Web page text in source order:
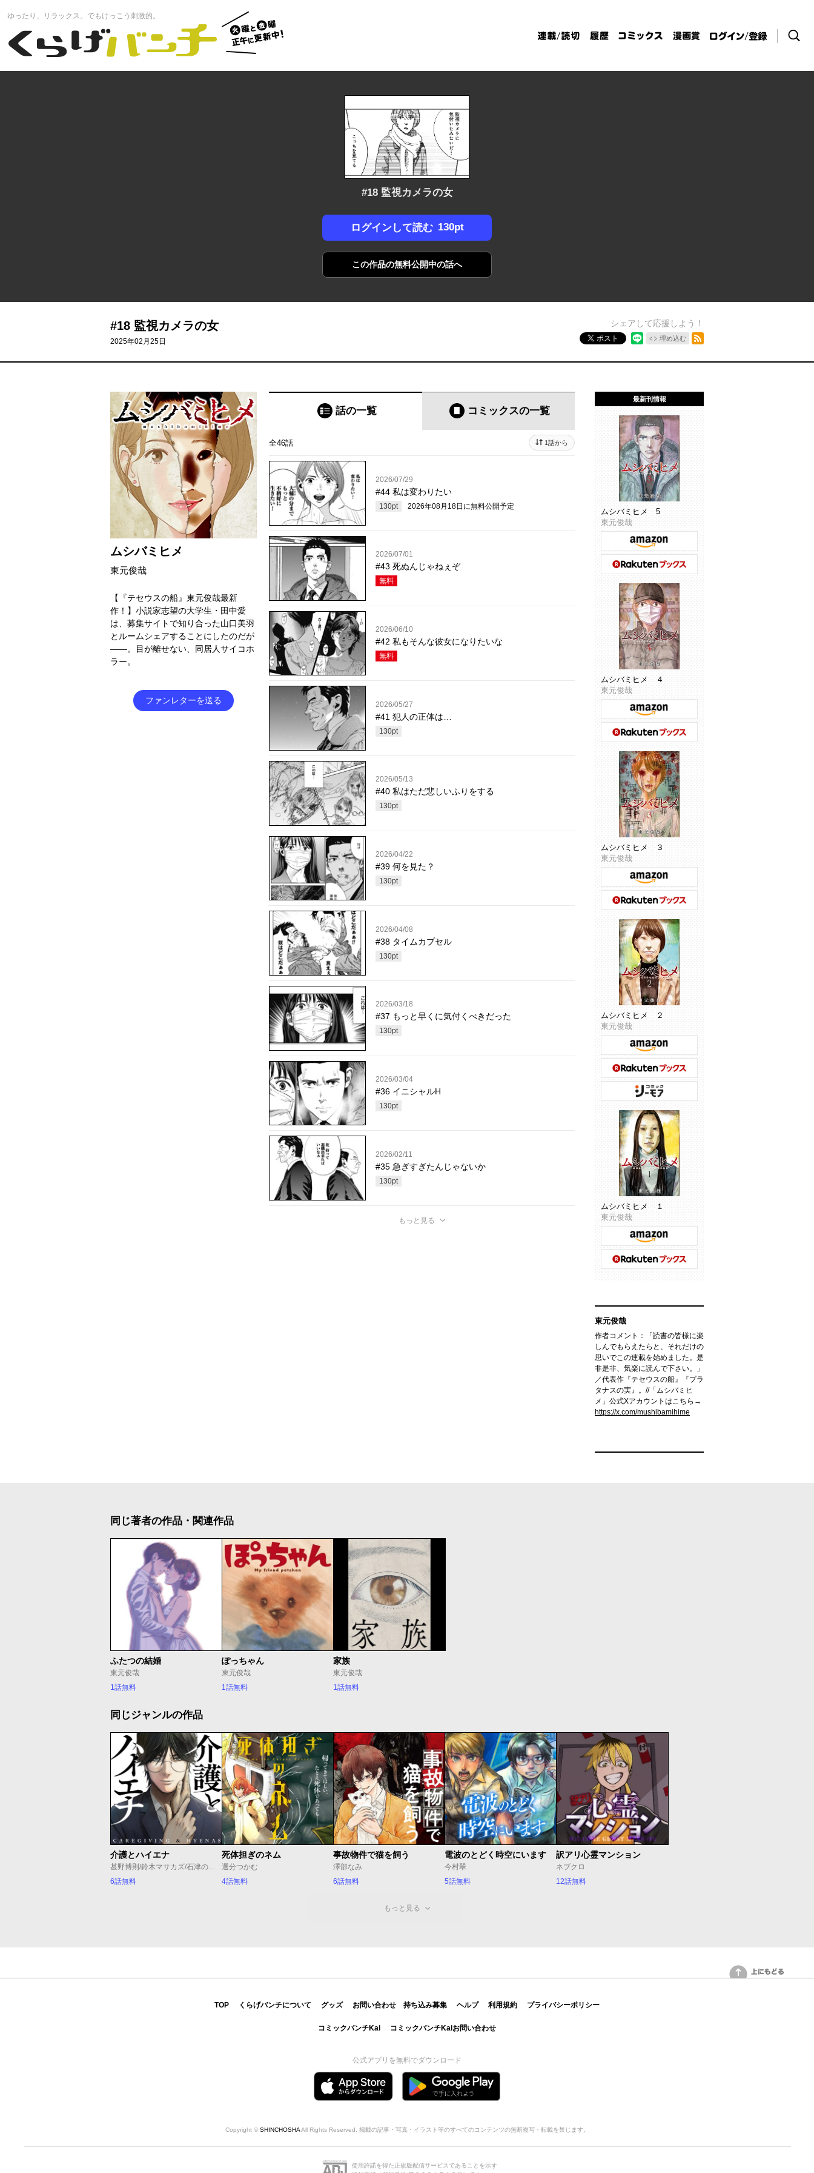
くらげバンチ
火曜と金
曜正午に
更新中！
ゆったり、リラックス。でもけっこう刺激的。
連載/読切 履歴 コミックス 漫画賞
ログイン / 登
録
検索
#18 監視カメラの女
ログインして読む 130pt
この作品の無料公開中の話へ
#18 監視カメラの女
2025年02月25日
シェアして応援しよう！
ポスト 埋め込む
ムシバミヒメ
東元俊哉
【『テセウスの船』東元俊哉最新
作！】小説家志望の大学生・田中愛
は、募集サイトで知り合った山口美羽
とルームシェアすることにしたのだが
――。目が離せない、同居人サイコホ
ラー。
ファンレターを送る
話の一覧 コミックスの一覧
全46話 1話から
2026/07/29
#44 私は変わりたい
130pt 2026年08月18日 に無料公開予定
2026/07/01
#43 死ぬんじゃねぇぞ
無料
2026/06/10
#42 私もそんな彼女になりたいな
無料
2026/05/27
#41 犯人の正体は…
130pt
2026/05/13
#40 私はただ悲しいふりをする
130pt
2026/04/22
#39 何を見た？
130pt
2026/04/08
#38 タイムカプセル
130pt
2026/03/18
#37 もっと早くに気付くべきだった
130pt
2026/03/04
#36 イニシャルH
130pt
2026/02/11
#35 急ぎすぎたんじゃないか
130pt
もっと見る
最新刊情報
ムシバミヒメ 5
東元俊哉
ムシバミヒメ ４
東元俊哉
ムシバミヒメ ３
東元俊哉
ムシバミヒメ ２
東元俊哉
ムシバミヒメ １
東元俊哉
東元俊哉
作者コメント：「読書の皆様に楽
しんでもらえたらと、それだけの
思いでこの連載を始めました。是
非是非、気楽に読んで下さい。」
／代表作『テセウスの船』『プラ
タナスの実』。//「ムシバミヒ
メ」公式Xアカウントはこちら→
https://x.com/mushibamihime
同じ著者の作品・関連作品
ふたつの結婚
東元俊哉
1話無料
ぽっちゃん
東元俊哉
1話無料
家族
東元俊哉
1話無料
同じジャンルの作品
介護とハイエナ
甚野博則/鈴木マサカズ/石津のぞみ
6話無料
死体担ぎのネム
選分つかむ
4話無料
事故物件で猫を飼う
澤部なみ
6話無料
電波のとどく時空にいます
今村翠
5話無料
訳アリ心霊マンション
ネブクロ
12話無料
もっと見る
上にもどる
TOP くらげバンチについて グッズ お問い合わせ 持ち込み募集 ヘルプ 利用規約 プライバシーポリシー
コミックバンチKai コミックバンチKaiお問い合わせ
公式アプリを無料でダウンロード
Copyright © SHINCHOSHAAll Rights Reserved. 掲載の記事・写真・イラスト等のすべてのコンテンツの無断複写・転載を禁じます。
使用許諾を得た正規版配信サービスであることを示す